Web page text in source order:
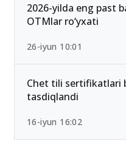
15-iyun 10:27
2026-yilda eng past
OTMlar ro‘yxati
26-iyun 10:01
Chet tili sertifikatlari
tasdiqlandi